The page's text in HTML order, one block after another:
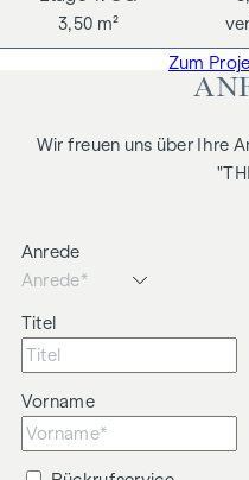
3,50 m²
Zum
Wir freuen uns über Ihre
Anrede
Titel
Vorname